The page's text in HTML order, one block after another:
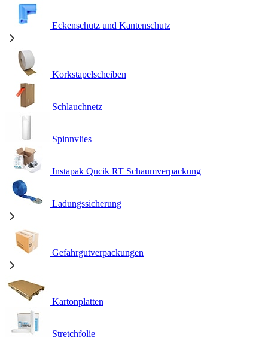
Eckenschutz und Kantenschutz
Korkstapelscheiben
Schlauchnetz
Spinnvlies
Instapak Qucik RT Schaumverpackung
Ladungssicherung
Gefahrgutverpackungen
Kartonplatten
Stretchfolie